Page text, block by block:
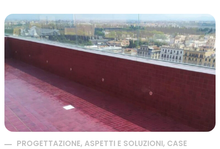
PROGETTAZIONE, ASPETTI E SOLUZIONI, CASE